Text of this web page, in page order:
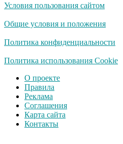
Условия пользования сайтом
Общие условия и положения
Политика конфиденциальности
Политика использования Cookie
О проекте
Правила
Реклама
Соглашения
Карта сайта
Контакты